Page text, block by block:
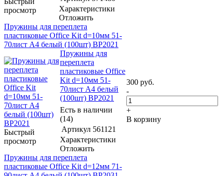
просмотр
Характеристики
Отложить
Пружины для переплета
пластиковые Office Kit d=10мм 51-
70лист A4 белый (100шт) BP2021
Быстрый
просмотр
Пружины для
переплета
пластиковые Office
Kit d=10мм 51-
70лист A4 белый
(100шт) BP2021
Есть в наличии
(14)
Артикул 561121
Характеристики
Отложить
300 руб.
-
+
В корзину
Пружины для переплета
пластиковые Office Kit d=12мм 71-